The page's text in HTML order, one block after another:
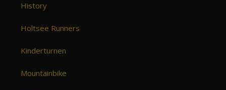
History
Holtsee Runners
Kinderturnen
Mountainbike